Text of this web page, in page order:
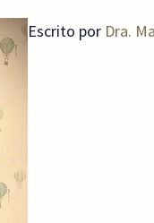
Escrito por Dra.